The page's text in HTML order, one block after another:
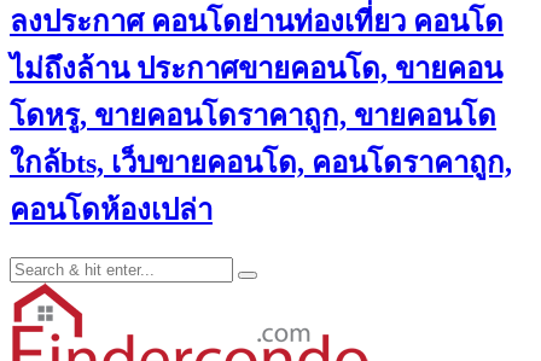
ลงประกาศ คอนโดย่านท่องเที่ยว คอนโด
ไม่ถึงล้าน ประกาศขายคอนโด, ขายคอน
โดหรู, ขายคอนโดราคาถูก, ขายคอนโด
ใกล้bts, เว็บขายคอนโด, คอนโดราคาถูก,
คอนโดห้องเปล่า